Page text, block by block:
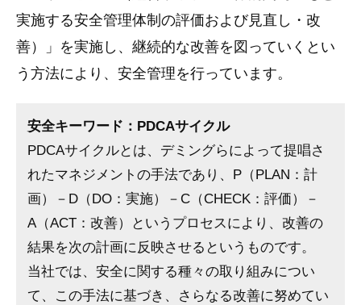
実施する安全管理体制の評価および見直し・改
善）」を実施し、継続的な改善を図っていくとい
う方法により、安全管理を行っています。
安全キーワード：PDCAサイクル
PDCAサイクルとは、デミングらによって提唱さ
れたマネジメントの手法であり、P（PLAN：計
画）－D（DO：実施）－C（CHECK：評価）－
A（ACT：改善）というプロセスにより、改善の
結果を次の計画に反映させるというものです。
当社では、安全に関する種々の取り組みについ
て、この手法に基づき、さらなる改善に努めてい